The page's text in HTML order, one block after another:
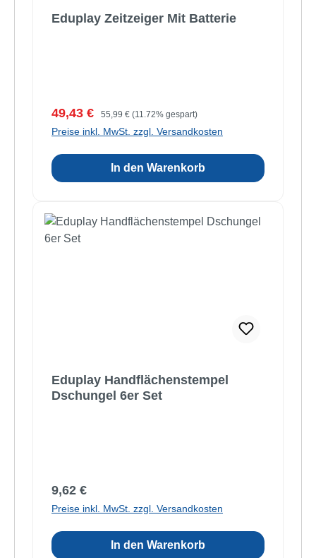
Eduplay Zeitzeiger Mit Batterie
Verkaufspreis:
49,43 € Regulärer Preis:
55,99 € (11.72% gespart)
Preise inkl. MwSt. zzgl. Versandkosten
In den Warenkorb
Eduplay Handflächenstempel
Dschungel 6er Set
Regulärer Preis:
9,62 €
Preise inkl. MwSt. zzgl. Versandkosten
In den Warenkorb